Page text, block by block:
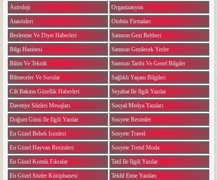
Astroloji
Atasözleri
Beslenme Ve Diyet Haberleri
Bilgi Hazinesi
Bilim Ve Teknik
Bilmeceler Ve Sorular
Cilt Bakımı Güzellik Haberleri
Davetiye Sözleri Mesajları
Doğum Günü Ile Ilgili Yazılar
En Güzel Bebek Isimleri
En Güzel Hayvan Resimleri
En Güzel Komik Fıkralar
En Güzel Sözler Kütüphanesi
Organizasyon
Otobüs Firmaları
Samsun Gezi Rehberi
Samsun Gezilecek Yerler
Samsun Tarihi Ve Genel Bilgiler
Sağlıklı Yaşam Bilgileri
Seyahat Ile Ilgili Yazılar
Sosyal Medya Yazıları
Sosyete Resimler
Sosyete Travel
Sosyete Trend Moda
Tatil Ile Ilgili Yazılar
Teklif Etme Yazıları